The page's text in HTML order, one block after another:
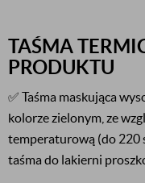
TAŚMA
PRODUKTU
✅ Taśma maskująca
kolorze zielonym, ze
temperaturową (do 220
taśma do lakierni